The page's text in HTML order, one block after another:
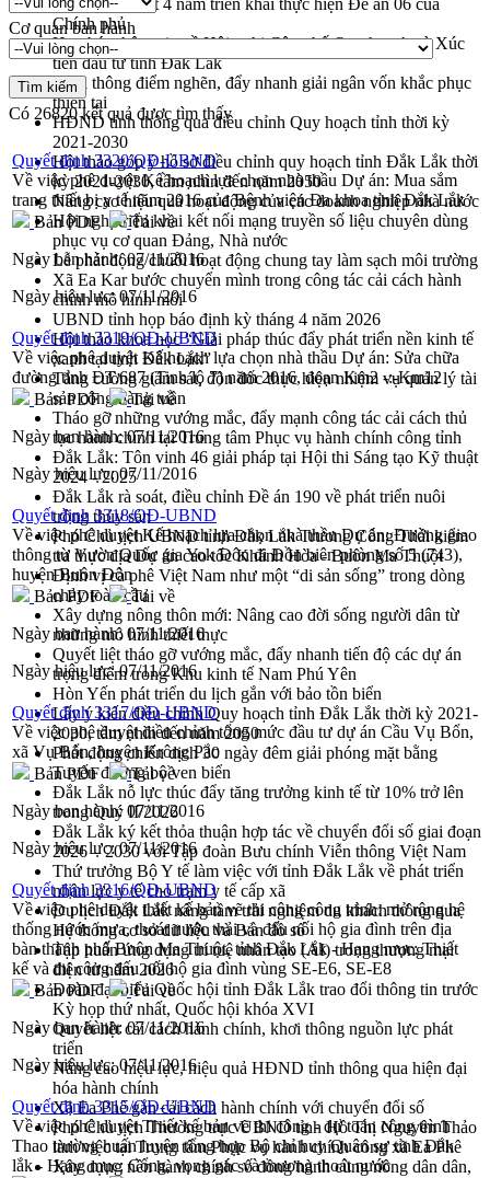
Đắk Lắk sơ kết 4 năm triển khai thực hiện Đề án 06 của
Chính phủ
Họp báo thông tin về Hội nghị Công bố Quy hoạch và Xúc
tiến đầu tư tỉnh Đắk Lắk
Khơi thông điểm nghẽn, đẩy nhanh giải ngân vốn khắc phục
thiên tai
HĐND tỉnh thông qua điều chỉnh Quy hoạch tỉnh thời kỳ
2021-2030
Hội thảo góp ý hồ sơ điều chỉnh quy hoạch tỉnh Đắk Lắk thời
kỳ 2021-2030, tầm nhìn đến năm 2050
Nâng cao hiệu quả hoạt động của các doanh nghiệp nhà nước
Hội nghị triển khai kết nối mạng truyền số liệu chuyên dùng
phục vụ cơ quan Đảng, Nhà nước
Lễ phát động chuỗi hoạt động chung tay làm sạch môi trường
Xã Ea Kar bước chuyển mình trong công tác cải cách hành
chính mô hình mới
UBND tỉnh họp báo định kỳ tháng 4 năm 2026
Hội thảo khoa học “Giải pháp thúc đẩy phát triển nền kinh tế
xanh tại tỉnh Đắk Lắk”
Tăng cường giám sát, đôn đốc thực hiện nhiệm vụ quản lý tài
sản công hàng tuần
Tháo gỡ những vướng mắc, đẩy mạnh công tác cải cách thủ
tục hành chính tại Trung tâm Phục vụ hành chính công tỉnh
Đắk Lắk: Tôn vinh 46 giải pháp tại Hội thi Sáng tạo Kỹ thuật
2024 - 2025
Đắk Lắk rà soát, điều chỉnh Đề án 190 về phát triển nuôi
trồng thủy sản
Phó Chủ tịch UBND tỉnh Đắk Lắk Trương Công Thái kiểm
tra thực địa Dự án cao tốc Khánh Hòa - Buôn Ma Thuột
Định vị cà phê Việt Nam như một “di sản sống” trong dòng
chảy toàn cầu
Xây dựng nông thôn mới: Nâng cao đời sống người dân từ
những mô hình thiết thực
Quyết liệt tháo gỡ vướng mắc, đẩy nhanh tiến độ các dự án
trọng điểm trong Khu kinh tế Nam Phú Yên
Hòn Yến phát triển du lịch gắn với bảo tồn biển
Lấy ý kiến điều chỉnh Quy hoạch tỉnh Đắk Lắk thời kỳ 2021-
2030, tầm nhìn đến năm 2050
Phát động chiến dịch 30 ngày đêm giải phóng mặt bằng
Tuyến đường bộ ven biển
Đắk Lắk nỗ lực thúc đẩy tăng trưởng kinh tế từ 10% trở lên
trong Quý II/2026
Đắk Lắk ký kết thỏa thuận hợp tác về chuyển đổi số giai đoạn
2026 – 2030 với Tập đoàn Bưu chính Viễn thông Việt Nam
Thứ trưởng Bộ Y tế làm việc với tỉnh Đắk Lắk về phát triển
nhân lực y tế cho trạm y tế cấp xã
Du lịch Đắk Lắk nâng tầm trải nghiệm du khách thông qua
Hệ thống cơ sở dữ liệu và Bản đồ số
Tập huấn ứng dụng trí tuệ nhân tạo (AI) trong thương mại
điện tử năm 2026
Đoàn đại biểu Quốc hội tỉnh Đắk Lắk trao đổi thông tin trước
Kỳ họp thứ nhất, Quốc hội khóa XVI
Quyết liệt cải cách hành chính, khơi thông nguồn lực phát
triển
Nâng cao hiệu lực, hiệu quả HĐND tỉnh thông qua hiện đại
hóa hành chính
Xã Ea Phê gắn cải cách hành chính với chuyển đổi số
Phó Chủ tịch Thường trực UBND tỉnh Hồ Thị Nguyên Thảo
làm việc tại Trung tâm Phục vụ hành chính công xã Ea Phê
Xây dựng nền hành chính số đồng hành cùng nông dân dân,
Cơ quan ban hành
Có 26820kết quả được tìm thấy
Quyết định 3320/QĐ-UBND
Về việc phê duyệt Kế hoạch lựa chọn nhà thầu Dự án: Mua sắm
trang thiết bị y tế năm 2016 của Bệnh viện Đa khoa tỉnh Đắk Lắk
Bản PDF
Tải về
Ngày ban hành:07/11/2016
Ngày hiệu lực:07/11/2016
Quyết định 3319/QĐ-UBND
Về việc phê duyệt Kế hoạch lựa chọn nhà thầu Dự án: Sửa chữa
đường tỉnh ĐT.687 (Tinh lộ 7) năm 2016, đoạn Km2 -:-Km12
Bản PDF
Tải về
Ngày ban hành:07/11/2016
Ngày hiệu lực:07/11/2016
Quyết định 3318/QĐ-UBND
Về việc phê duyệt Kế hoạch lựa chọn nhà thầu Dự án: Đường giao
thông từ Vườn Quốc gia Yok Đôn đi Đồn biên phòng số 5 (743),
huyện Buôn Đôn
Bản PDF
Tải về
Ngày ban hành:07/11/2016
Ngày hiệu lực:07/11/2016
Quyết định 3317/QĐ-UBND
Về việc phê duyệt điều chỉnh tổng mức đầu tư dự án Cầu Vụ Bổn,
xã Vụ Bổn, huyện Krông Pắc
Bản PDF
Tải về
Ngày ban hành:07/11/2016
Ngày hiệu lực:07/11/2016
Quyết định 3316/QĐ-UBND
Về việc phê duyệt thiết kế bản vẽ thi công công trình: mở rộng hệ
thống nước mưa, thoát nước thải và đấu nối hộ gia đình trên địa
bàn thành phố Buôn Ma Thuột, tỉnh Đắk Lắk - Hạng mục: Thiết
kế và thi công đấu nối hộ gia đình vùng SE-E6, SE-E8
Bản PDF
Tải về
Ngày ban hành:07/11/2016
Ngày hiệu lực:07/11/2016
Quyết định 3315/QĐ-UBND
Về việc phê duyệt Thiết kế bản vẽ thi công - dự toán công trình
Thao trường huấn luyện tổng hợp Bộ chỉ huy Quân sự tỉnh Đắk
lắk - Hạng mục: Cổng, vọng gác và mương thoát nước